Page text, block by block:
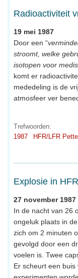
Radioactiviteit
19 mei 1987
Door een “
stroomt, welke
isotopen voor
komt er
mededeling is de
atmosfeer ver
Trefwoorden:
1987
HFR/LFR
Explosie in HFR
27 november 1987
In de nacht van 26
ongeluk plaats in
zich om 2 minuten
gevolgd door een
voelen is. Twee
Er scheurt een